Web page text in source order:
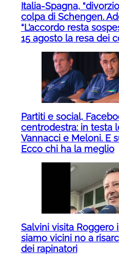
Italia-Spagna,
colpa di Schengen.
“L’accordo resta
15 agosto la resa dei
Partiti e social,
centrodestra: in testa
Vannacci e Meloni. E
Ecco chi ha la meglio
Salvini visita Roggero
siamo vicini no a
dei rapinatori